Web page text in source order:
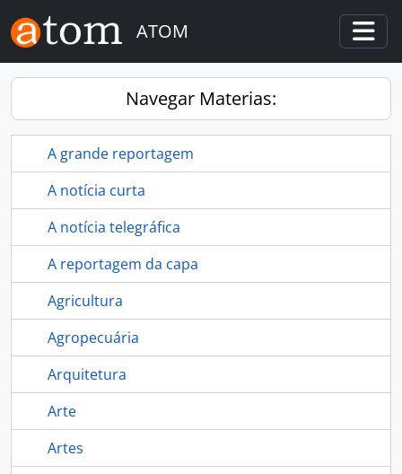
Skip to main content
ATOM
Navegar Materias:
A grande reportagem
A notícia curta
A notícia telegráfica
A reportagem da capa
Agricultura
Agropecuária
Arquitetura
Arte
Artes